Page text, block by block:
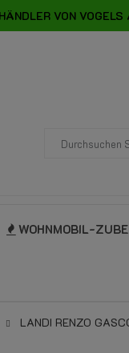
VON
WOHNMOBIL-
LANDI RENZO